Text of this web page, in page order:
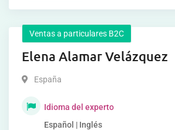
Ventas a particulares B2C
Elena Alamar Velázquez
España
Idioma del experto
Español | Inglés